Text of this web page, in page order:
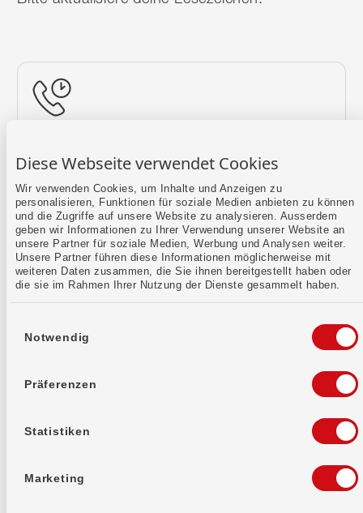
Diese Webseite verwendet Cookies
Wir verwenden Cookies, um Inhalte und Anzeigen zu
personalisieren, Funktionen für soziale Medien anbieten zu können
und die Zugriffe auf unsere Website zu analysieren. Ausserdem
geben wir Informationen zu Ihrer Verwendung unserer Website an
unsere Partner für soziale Medien, Werbung und Analysen weiter.
Unsere Partner führen diese Informationen möglicherweise mit
weiteren Daten zusammen, die Sie ihnen bereitgestellt haben oder
die sie im Rahmen Ihrer Nutzung der Dienste gesammelt haben.
Notwendig
Präferenzen
Statistiken
Marketing
Mehr erfahren
Kontaktformular